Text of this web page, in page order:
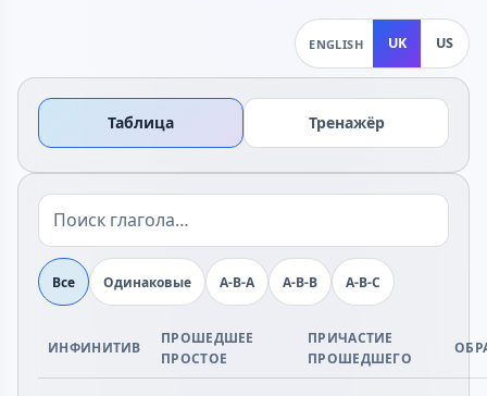
ENGLISH UK US
Таблица Тренажёр
Все Одинаковые A-B-A A-B-B A-B-C
ИНФИНИТИВ
ПРОШЕДШЕЕ
ПРОСТОЕ
ПРИЧАСТИЕ
ПРОШЕДШЕГО